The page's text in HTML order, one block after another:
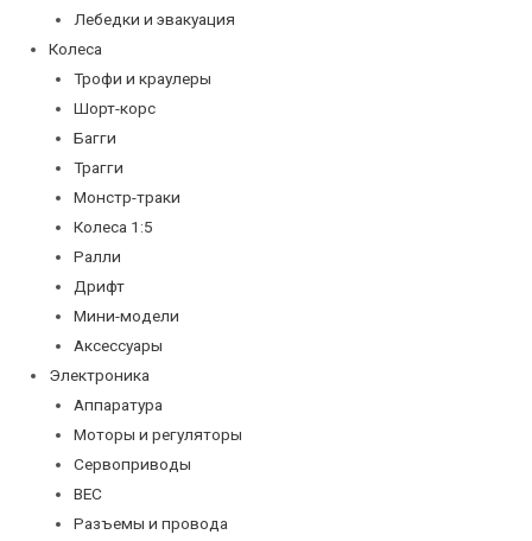
Лебедки и эвакуация
Колеса
Трофи и краулеры
Шорт-корс
Багги
Трагги
Монстр-траки
Колеса 1:5
Ралли
Дрифт
Мини-модели
Аксессуары
Электроника
Аппаратура
Моторы и регуляторы
Сервоприводы
BEC
Разъемы и провода